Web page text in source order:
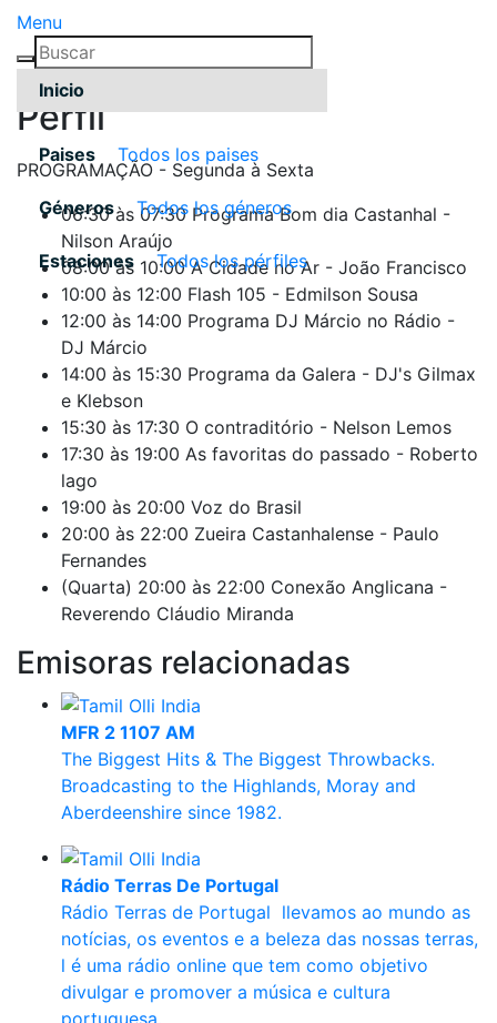
Menu
Inicio
Paises Todos los paises
Géneros Todos los géneros
Estaciones Todos los pérfiles
Pérfil
PROGRAMAÇÃO - Segunda à Sexta
06:30 às 07:30 Programa Bom dia Castanhal -
Nilson Araújo
08:00 às 10:00 A Cidade no Ar - João Francisco
10:00 às 12:00 Flash 105 - Edmilson Sousa
12:00 às 14:00 Programa DJ Márcio no Rádio -
DJ Márcio
14:00 às 15:30 Programa da Galera - DJ's Gilmax
e Klebson
15:30 às 17:30 O contraditório - Nelson Lemos
17:30 às 19:00 As favoritas do passado - Roberto
lago
19:00 às 20:00 Voz do Brasil
20:00 às 22:00 Zueira Castanhalense - Paulo
Fernandes
(Quarta) 20:00 às 22:00 Conexão Anglicana -
Reverendo Cláudio Miranda
Emisoras relacionadas
MFR 2 1107 AM
The Biggest Hits & The Biggest Throwbacks.
Broadcasting to the Highlands, Moray and
Aberdeenshire since 1982.
Rádio Terras De Portugal
Rádio Terras de Portugal llevamos ao mundo as
notícias, os eventos e a beleza das nossas terras,
l é uma rádio online que tem como objetivo
divulgar e promover a música e cultura
portuguesa.